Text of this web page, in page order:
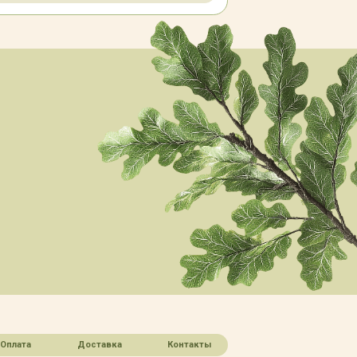
Оплата Доставка Контакты